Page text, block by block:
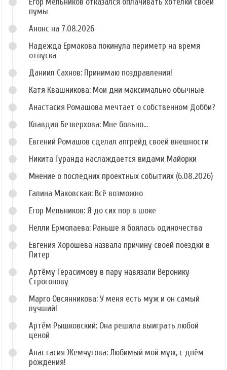
пумы
Анонс на 7.08.2026
Надежда Ермакова покинула периметр на время
отпуска
Даниил Сахнов: Принимаю поздравления!
Катя Квашникова: Мои дни максимально обычные
Анастасия Ромашова мечтает о собственном Добби?
Клавдия Безверхова: Мне больно...
Евгений Ромашов сделал апгрейд своей внешности
Никита Гуранда наслаждается видами Майорки
Мнение о последних проектных событиях (6.08.2026)
Галина Маковская: Всё возможно
Егор Мельников: Я до сих пор в шоке
Нелли Ермолаева: Раньше я боялась одиночества
Евгения Хорошева назвала причину своей поездки в
Питер
Артёму Герасимову в пару навязали Веронику
Строгонову
Марго Овсянникова: У меня есть муж и он самый
лучший!
Артём Рышковский: Она решила выиграть любой
ценой
Анастасия Жемчугова: Любимый мой муж, с днём
рождения!